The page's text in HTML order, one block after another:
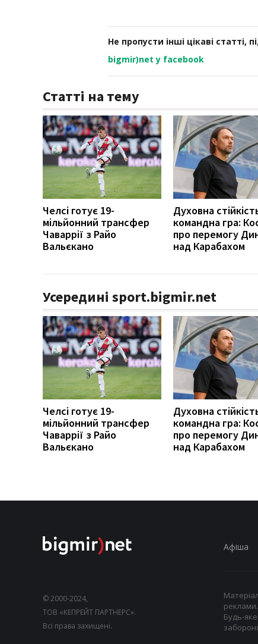
Не пропусти інші цікаві статті,
bigmir)net у facebook
Статті на тему
Челсі готує 19-
мільйонний трансфер
Чаваррії з Райо
Вальєкано
Духовна
командна гра:
про перемогу
над Карабахом
Усередині sport.bigmir.net
Челсі готує 19-
мільйонний трансфер
Чаваррії з Райо
Вальєкано
Духовна
командна гра:
про перемогу
над Карабахом
© 2000-2024,
ТОВ «КЕПРЕЙТ ПАРТНЕРС».
Всі права захищені.
Афіша
реклами.
Будь-